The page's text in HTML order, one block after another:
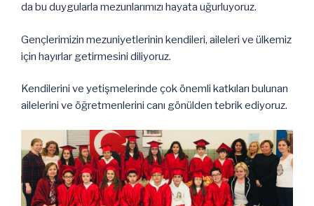
da bu duygularla mezunlarımızı hayata uğurluyoruz.
Gençlerimizin mezuniyetlerinin kendileri, aileleri ve ülkemiz
için hayırlar getirmesini diliyoruz.
Kendilerini ve yetişmelerinde çok önemli katkıları bulunan
ailelerini ve öğretmenlerini canı gönülden tebrik ediyoruz.